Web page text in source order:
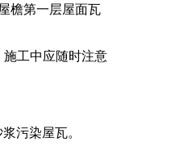
檐第一层屋面瓦
工中应随时注意
污染屋瓦。